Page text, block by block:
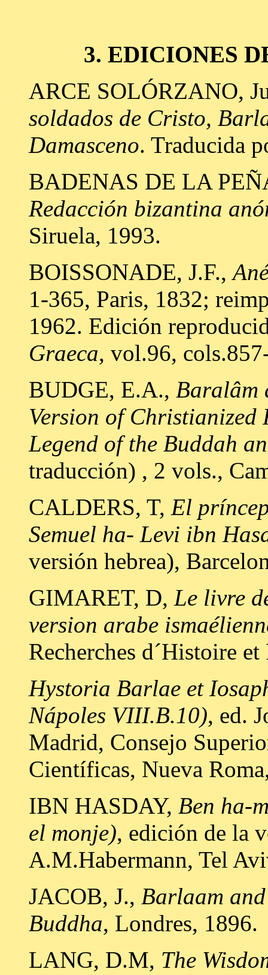
3. EDICIONES
ARCE SOLÓRZANO,
soldados de Cristo,
Damasceno. Traducida
BADENAS DE LA
Redacción bizantina
Siruela, 1993.
BOISSONADE, J.F.,
1-365, Paris, 1832;
1962. Edición
Graeca, vol.96,
BUDGE, E.A., Baralâm
Version of Christianized
Legend of the Buddah
traducción) , 2 vols.,
CALDERS, T, El
Semuel ha- Levi ibn
versión hebrea),
GIMARET, D, Le livre
version arabe
Recherches d´Histoire
Hystoria Barlae et
Nápoles VIII.B.10), ed.
Madrid, Consejo
Científicas, Nueva
IBN HASDAY, Ben ha-
el monje), edición de la
A.M.Habermann, Tel
JACOB, J., Barlaam
Buddha, Londres, 1896.
LANG, D.M, The